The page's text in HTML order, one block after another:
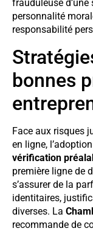
frauduleuse
personnalité
responsabilité
bonnes
Face aux risques
en ligne,
vérification
première ligne de
s’assurer de la
identitaires,
diverses. La
recommande de